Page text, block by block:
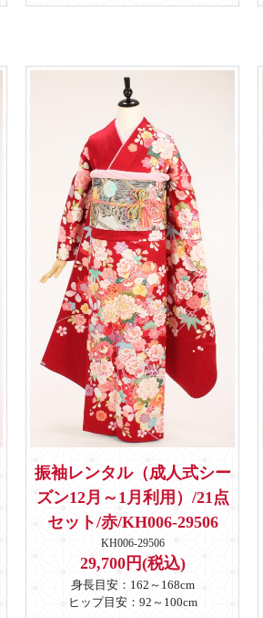
振袖レンタル（成人式シー
ズン12月～1月利用）/21点
セット/赤/KH006-29506
KH006-29506
29,700円(税込)
身長目安：162～168cm
ヒップ目安：92～100cm